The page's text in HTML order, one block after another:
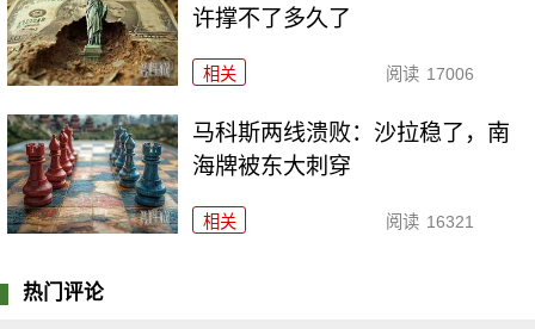
许撑不了多久了
相关 阅读 17006
马科斯两线溃败：沙拉稳了，南
海牌被东大刺穿
相关 阅读 16321
热门评论